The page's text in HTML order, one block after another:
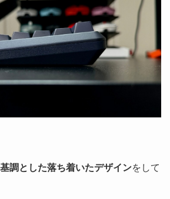
調とした落ち着いたデザインをして